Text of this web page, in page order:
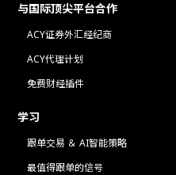
与国际顶尖平台合作
ACY证券外汇经纪商
ACY代理计划
免费财经插件
学习
跟单交易 ＆ AI智能策略
最值得跟单的信号